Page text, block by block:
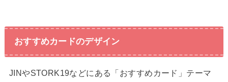
おすすめカードのデザイン
JINやSTORK19などにある「おすすめカード」テーマ